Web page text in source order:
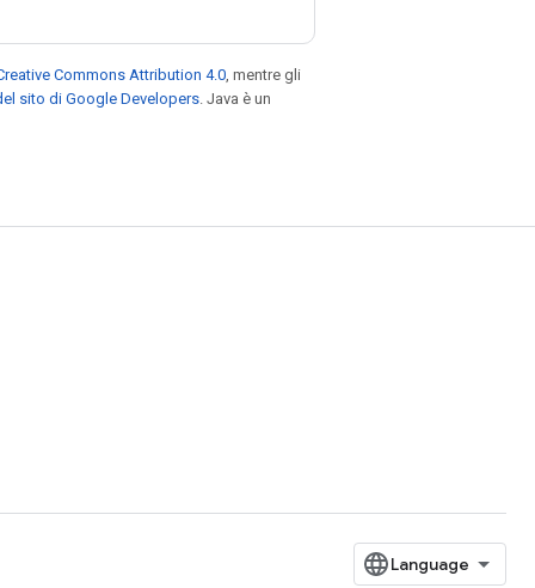
Commons Attribution 4.0 , mentre gli
sito di Google Developers . Java è un